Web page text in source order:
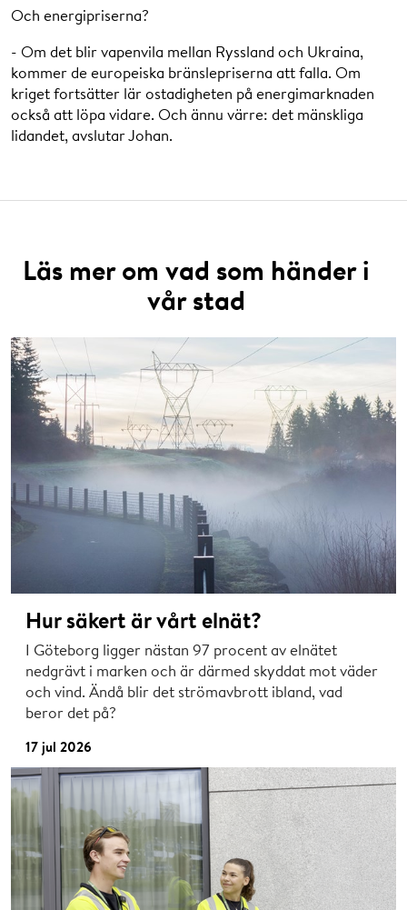
Och energipriserna?
- Om det blir vapenvila mellan Ryssland och Ukraina,
kommer de europeiska bränslepriserna att falla. Om
kriget fortsätter lär ostadigheten på energimarknaden
också att löpa vidare. Och ännu värre: det mänskliga
lidandet, avslutar Johan.
Läs mer om vad som händer i
vår stad
Hur säkert är vårt elnät?
I Göteborg ligger nästan 97 procent av elnätet
nedgrävt i marken och är därmed skyddat mot väder
och vind. Ändå blir det strömavbrott ibland, vad
beror det på?
17 jul 2026